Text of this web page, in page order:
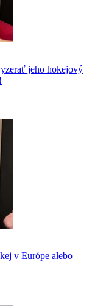
jeho hokejový
v Európe alebo